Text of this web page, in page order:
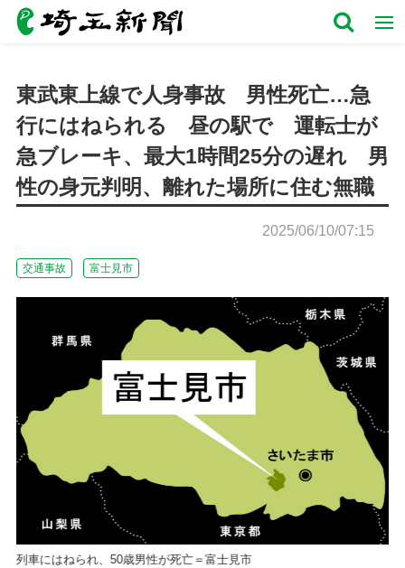
東武東上線で人身事故 男性死亡…急
行にはねられる 昼の駅で 運転士が
急ブレーキ、最大1時間25分の遅れ 男
性の身元判明、離れた場所に住む無職
2025/06/10/07:15
交通事故 富士見市
列車にはねられ、50歳男性が死亡＝富士見市